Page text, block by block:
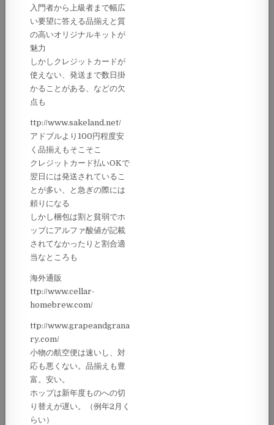
入門者から上級者まで幅広
い要望に答える品揃えと質
の高いオリジナルキットが
魅力
しかしクレジットカードが
使えない、発送まで数日掛
かることがある、などの欠
点も
ttp://www.sakeland.net/
アドブルより100円程度安
く品揃えもそこそこ
クレジットカード払いOKで
翌日には発送されているこ
とが多い、と急ぎの際には
頼りになる
しかし梱包は割と貧弱でホ
ップにアルファ酸値が記載
されてなかったりと割合適
当なところも
海外通販
ttp://www.cellar-
homebrew.com/
ttp://www.grapeandgrana
ry.com/
小物の航空便は速いし、対
応も悪くない。品揃えも豊
富。安い。
ホップは新年度ものへの切
り替えが遅い。（例年2月く
らい）